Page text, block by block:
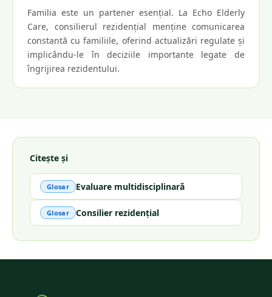
Familia este un partener esențial. La Echo Elderly
Care, consilierul rezidențial menține comunicarea
constantă cu familiile, oferind actualizări regulate și
implicându-le în deciziile importante legate de
îngrijirea rezidentului.
Citește și
Glosar Evaluare multidisciplinară
Glosar Consilier rezidențial